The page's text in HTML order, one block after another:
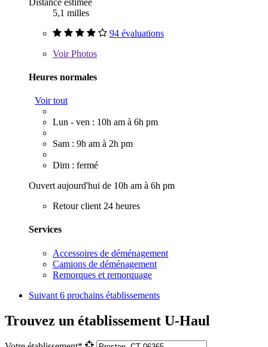
5,1 milles
94 évaluations
VoirPhotos
Heures normales
Voir tout
Lun - ven : 10h am à 6h pm
Sam : 9h am à 2h pm
Dim : fermé
Ouvert aujourd'hui de 10h am à 6h pm
Retour client 24 heures
Services
Accessoires de déménagement
Camions de déménagement
Remorques et remorquage
Suivant 6 prochains établissements
Trouvez un établissement U-Haul